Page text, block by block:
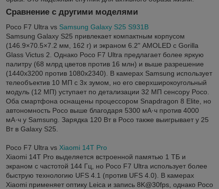
Сравнение с другими моделями
Poco F7 Ultra vs Samsung Galaxy S25 S931B
Samsung Galaxy S25 привлекает компактным корпусом
(146.9×70.5×7.2 мм, 162 г) и экраном 6.2" AMOLED с Gorilla
Glass Victus 2. Однако Poco F7 Ultra предлагает более яркую
палитру (68 млрд цветов против 16 млн) и выше разрешение
(1440x3200 против 1080x2340). В камерах Samsung использует
телеобъектив 10 МП с 3x зумом, но его сверхширокоугольный
модуль (12 МП) уступает по детализации 32 МП сенсору Poco.
Оба смартфона оснащены процессором Snapdragon 8 Elite, но
автономность Poco выше благодаря 5300 мА·ч против 4000
мА·ч у Samsung. Зарядка 120 Вт в Poco также выигрывает у 25
Вт в Galaxy S25.
Poco F7 Ultra vs Xiaomi 14T Pro
Xiaomi 14T Pro выделяется встроенной памятью 1 ТБ и
экраном с частотой 144 Гц, но Poco F7 Ultra использует более
быструю технологию UFS 4.1 (против UFS 4.0). В камерах
Xiaomi применяет оптику Leica и запись 8K@30fps, однако Poco